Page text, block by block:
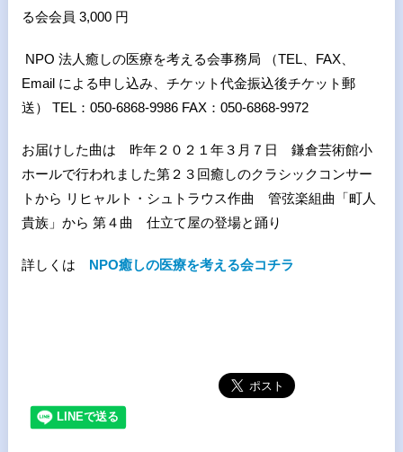
る会会員 3,000 円
NPO 法⼈癒しの医療を考える会事務局 （TEL、FAX、
Email による申し込み、チケット代⾦振込後チケット郵
送） TEL：050-6868-9986 FAX：050-6868-9972
お届けした曲は 昨年２０２１年３月７日 鎌倉芸術館小
ホールで行われました第２３回癒しのクラシックコンサー
トから リヒャルト・シュトラウス作曲 管弦楽組曲「町人
貴族」から 第４曲 仕立て屋の登場と踊り
詳しくは NPO癒しの医療を考える会コチラ